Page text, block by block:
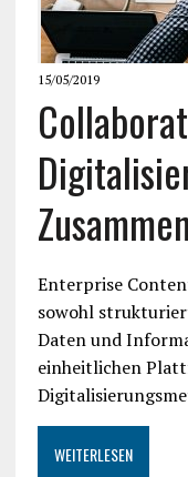
15/05/2019
Enterprise
sowohl
Daten und
einheitlichen
WEITERLESEN